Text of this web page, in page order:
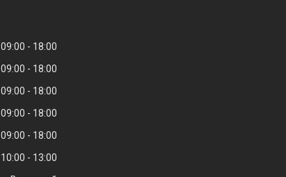
09:00
18:00
09:00
18:00
09:00
18:00
09:00
18:00
09:00
18:00
10:00
13:00